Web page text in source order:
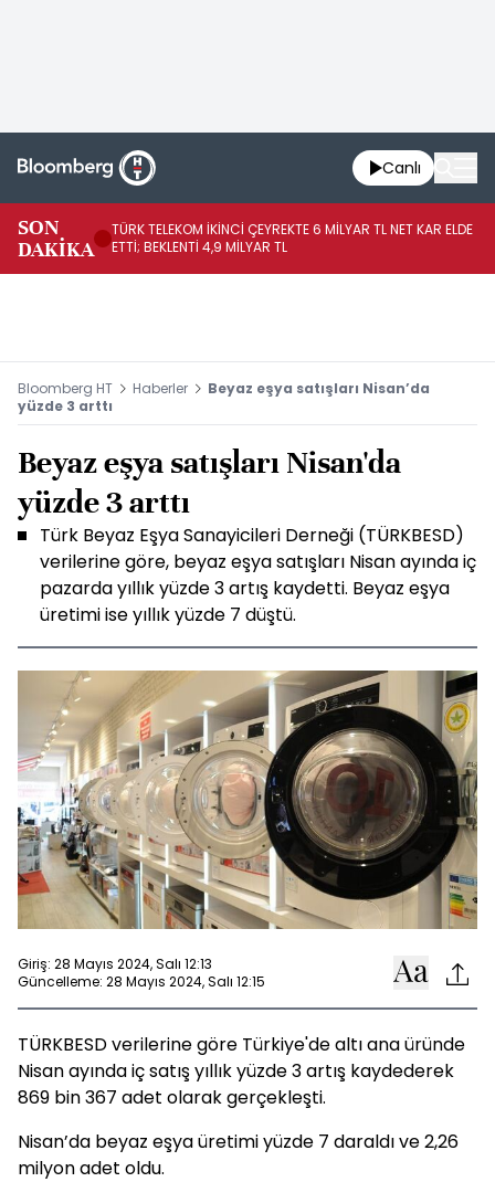
Canlı
SON
DAKİKA
TÜRK TELEKOM İKİNCİ ÇEYREKTE 6 MİLYAR TL NET KAR ELDE
ETTİ; BEKLENTİ 4,9 MİLYAR TL
Bloomberg HT Haberler
Beyaz eşya satışları Nisan’da
yüzde 3 arttı
Beyaz eşya satışları Nisan'da
yüzde 3 arttı
Türk Beyaz Eşya Sanayicileri Derneği (TÜRKBESD)
verilerine göre, beyaz eşya satışları Nisan ayında iç
pazarda yıllık yüzde 3 artış kaydetti. Beyaz eşya
üretimi ise yıllık yüzde 7 düştü.
Giriş: 28 Mayıs 2024, Salı 12:13
Güncelleme: 28 Mayıs 2024, Salı 12:15
TÜRKBESD verilerine göre Türkiye'de altı ana üründe
Nisan ayında iç satış yıllık yüzde 3 artış kaydederek
869 bin 367 adet olarak gerçekleşti.
Nisan’da beyaz eşya üretimi yüzde 7 daraldı ve 2,26
milyon adet oldu.